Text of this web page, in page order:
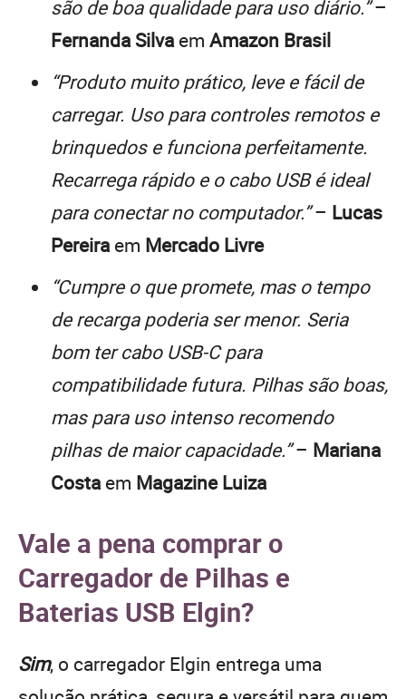
são de boa qualidade para uso diário.”–
Fernanda Silvaem Amazon Brasil
“Produto muito prático, leve e fácil de
carregar. Uso para controles remotos e
brinquedos e funciona perfeitamente.
Recarrega rápido e o cabo USB é ideal
para conectar no computador.”– Lucas
Pereiraem Mercado Livre
“Cumpre o que promete, mas o tempo
de recarga poderia ser menor. Seria
bom ter cabo USB-C para
compatibilidade futura. Pilhas são boas,
mas para uso intenso recomendo
pilhas de maior capacidade.”– Mariana
Costaem Magazine Luiza
Vale a pena comprar o
Carregador de Pilhas e
Baterias USB Elgin?
Sim, o carregador Elgin entrega uma